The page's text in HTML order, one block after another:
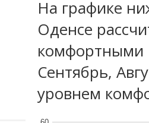
На графике
Оденсе
комфортными
Сентябрь,
уровнем